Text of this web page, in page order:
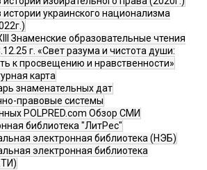
истории украинского национализма
Знаменские образовательные чтения
г. «Свет разума и чистота души:
к просвещению и нравственности»
карта
знаменательных дат
правовые системы
POLPRED.com Обзор СМИ
библиотека "ЛитРес"
электронная библиотека (НЭБ)
электронная библиотека